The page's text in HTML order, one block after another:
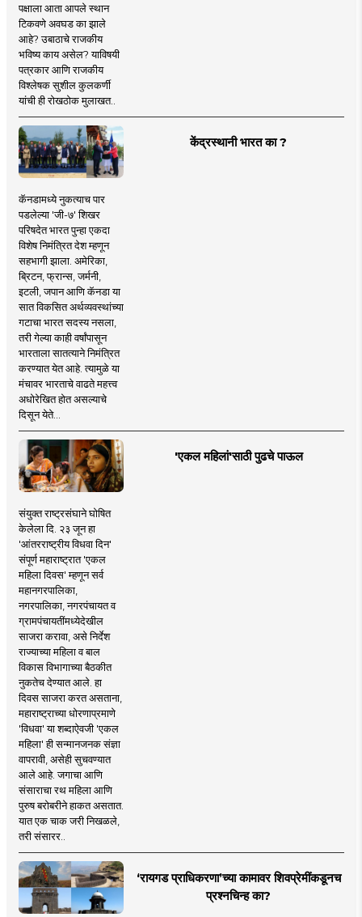
पक्षाला आता आपले स्थान
टिकवणे अवघड का झाले
आहे? उबाठाचे राजकीय
भविष्य काय असेल? याविषयी
पत्रकार आणि राजकीय
विश्लेषक सुशील कुलकर्णी
यांची ही रोखठोक मुलाखत..
केंद्रस्थानी भारत का ?
कॅनडामध्ये नुकत्याच पार
पडलेल्या 'जी-७' शिखर
परिषदेत भारत पुन्हा एकदा
विशेष निमंत्रित देश म्हणून
सहभागी झाला. अमेरिका,
ब्रिटन, फ्रान्स, जर्मनी,
इटली, जपान आणि कॅनडा या
सात विकसित अर्थव्यवस्थांच्या
गटाचा भारत सदस्य नसला,
तरी गेल्या काही वर्षांपासून
भारताला सातत्याने निमंत्रित
करण्यात येत आहे. त्यामुळे या
मंचावर भारताचे वाढते महत्त्व
अधोरेखित होत असल्याचे
दिसून येते...
'एकल महिलां'साठी पुढचे पाऊल
संयुक्त राष्ट्रसंघाने घोषित
केलेला दि. २३ जून हा
'आंतरराष्ट्रीय विधवा दिन'
संपूर्ण महाराष्ट्रात 'एकल
महिला दिवस' म्हणून सर्व
महानगरपालिका,
नगरपालिका, नगरपंचायत व
ग्रामपंचायतींमध्येदेखील
साजरा करावा, असे निर्देश
राज्याच्या महिला व बाल
विकास विभागाच्या बैठकीत
नुकतेच देण्यात आले. हा
दिवस साजरा करत असताना,
महाराष्ट्राच्या धोरणाप्रमाणे
'विधवा' या शब्दाऐवजी 'एकल
महिला' ही सन्मानजनक संज्ञा
वापरावी, असेही सुचवण्यात
आले आहे. जगाचा आणि
संसाराचा रथ महिला आणि
पुरुष बरोबरीने हाकत असतात.
यात एक चाक जरी निखळले,
तरी संसारर..
‘रायगड प्राधिकरणा’च्या कामावर शिवप्रेमींकडूनच
प्रश्नचिन्ह का?